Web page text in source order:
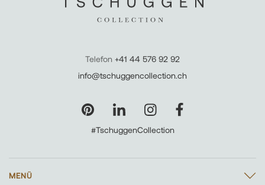
Telefon +41 44 576 92 92
info@tschuggencollection.ch
#TschuggenCollection
MENÜ